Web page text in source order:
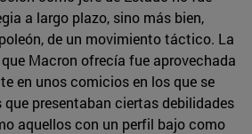
a largo plazo, sino más bien,
de un movimiento táctico. La
Macron ofrecía fue aprovechada
en unos comicios en los que se
presentaban ciertas debilidades
aquellos con un perfil bajo como